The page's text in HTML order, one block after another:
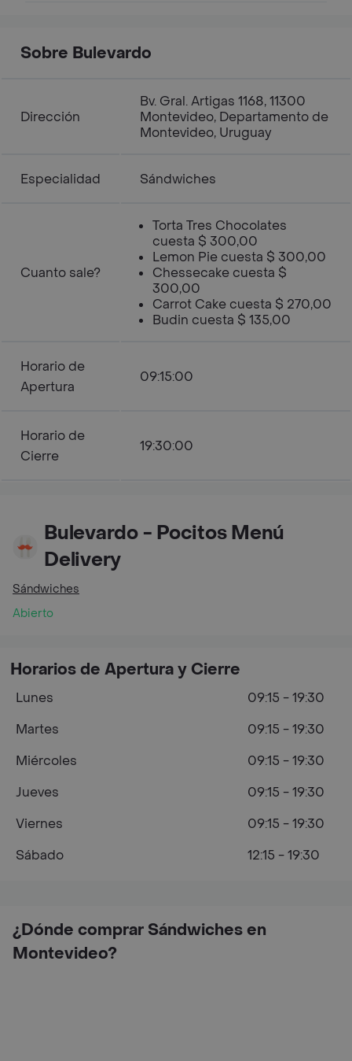
Sobre Bulevardo
Dirección
Bv. Gral. Artigas 1168, 11300
Montevideo, Departamento de
Montevideo, Uruguay
Especialidad Sándwiches
Cuanto sale?
Torta Tres Chocolates
cuesta $ 300,00
Lemon Pie cuesta $ 300,00
Chessecake cuesta $
300,00
Carrot Cake cuesta $ 270,00
Budin cuesta $ 135,00
Horario de
Apertura
09:15:00
Horario de
Cierre
19:30:00
Bulevardo - Pocitos Menú
Delivery
Sándwiches
Abierto
¿Dónde comprar Sándwiches en
Montevideo?
Horarios de Apertura y Cierre
Lunes
09:15 - 19:30
Martes
09:15 - 19:30
Miércoles
09:15 - 19:30
Jueves
09:15 - 19:30
Viernes
09:15 - 19:30
Sábado
12:15 - 19:30